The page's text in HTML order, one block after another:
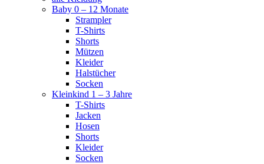
Baby 0 – 12 Monate
Strampler
T-Shirts
Shorts
Mützen
Kleider
Halstücher
Socken
Kleinkind 1 – 3 Jahre
T-Shirts
Jacken
Hosen
Shorts
Kleider
Socken